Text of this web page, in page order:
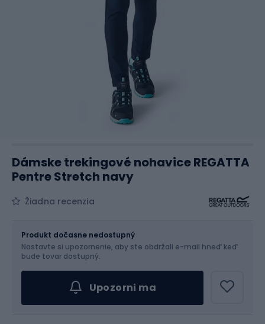
Dámske trekingové nohavice REGATTA
Pentre Stretch navy
Žiadna recenzia
Vyber veľkosť...
Produkt dočasne nedostupný
Nastavte si upozornenie, aby ste obdržali e-mail hneď keď
bude tovar dostupný.
Upozorni ma